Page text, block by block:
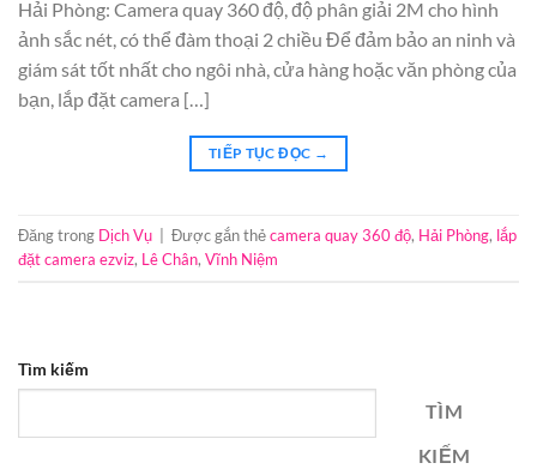
Hải Phòng: Camera quay 360 độ, độ phân giải 2M cho hình
ảnh sắc nét, có thể đàm thoại 2 chiều Để đảm bảo an ninh và
giám sát tốt nhất cho ngôi nhà, cửa hàng hoặc văn phòng của
bạn, lắp đặt camera […]
TIẾP TỤC ĐỌC →
Đăng trong Dịch Vụ Được gắn thẻcamera quay 360 độ, Hải Phòng, lắp
đặt camera ezviz, Lê Chân, Vĩnh Niệm
Tìm kiếm
TÌM
KIẾM